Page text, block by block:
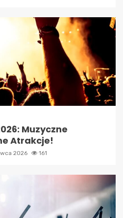
Muzyczne
Atrakcje!
2026 161